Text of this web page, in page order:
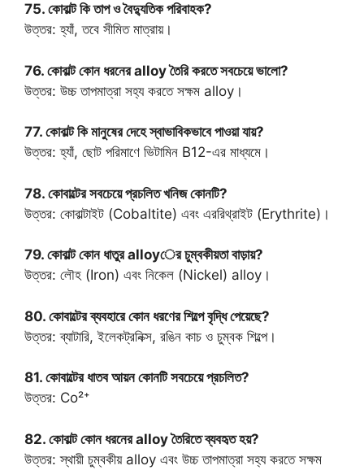
75. কোবাল্ট কি তাপ ও বৈদ্যুতিক পরিবাহক?
উত্তর: হ্যাঁ, তবে সীমিত মাত্রায়।
76. কোবাল্ট কোন ধরনের alloy তৈরি করতে সবচেয়ে ভালো?
উত্তর: উচ্চ তাপমাত্রা সহ্য করতে সক্ষম alloy।
77. কোবাল্ট কি মানুষের দেহে স্বাভাবিকভাবে পাওয়া যায়?
উত্তর: হ্যাঁ, ছোট পরিমাণে ভিটামিন B12-এর মাধ্যমে।
78. কোবাল্টের সবচেয়ে প্রচলিত খনিজ কোনটি?
উত্তর: কোবাল্টাইট (Cobaltite) এবং এররিথ্রাইট (Erythrite)।
79. কোবাল্ট কোন ধাতুর alloyের চুম্বকীয়তা বাড়ায়?
উত্তর: লৌহ (Iron) এবং নিকেল (Nickel) alloy।
80. কোবাল্টের ব্যবহারে কোন ধরণের শিল্পে বৃদ্ধি পেয়েছে?
উত্তর: ব্যাটারি, ইলেকট্রনিক্স, রঙিন কাচ ও চুম্বক শিল্পে।
81. কোবাল্টের ধাতব আয়ন কোনটি সবচেয়ে প্রচলিত?
উত্তর: Co²⁺
82. কোবাল্ট কোন ধরনের alloy তৈরিতে ব্যবহৃত হয়?
উত্তর: স্থায়ী চুম্বকীয় alloy এবং উচ্চ তাপমাত্রা সহ্য করতে সক্ষম